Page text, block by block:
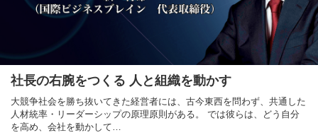
社長の右腕をつくる 人と組織を動かす
大競争社会を勝ち抜いてきた経営者には、古今東西を問わず、共通した
人材統率・リーダーシップの原理原則がある。 では彼らは、どう自分
を高め、会社を動かして…